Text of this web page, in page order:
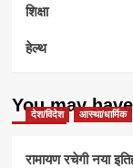
शिक्षा
हेल्थ
You may
देश/विदेश आस्था/धार्मिक
रामायण रचेगी नया